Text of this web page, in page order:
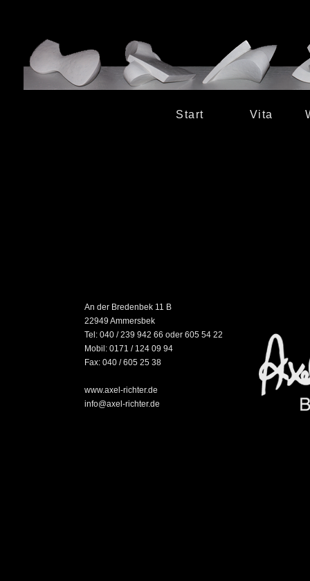
Start Vita
An der Bredenbek 11 B
22949 Ammersbek
Tel: 040 / 239 942 66 oder 605 54 22
Mobil: 0171 / 124 09 94
Fax: 040 / 605 25 38
www.axel-richter.de
info@axel-richter.de